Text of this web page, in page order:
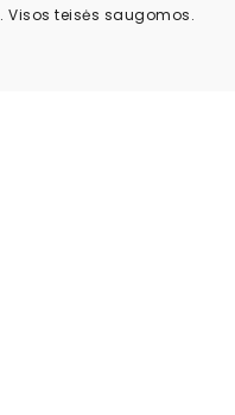
Visos teisės saugomos.